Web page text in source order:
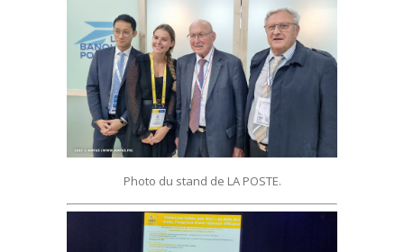
Photo du stand de LA POSTE.